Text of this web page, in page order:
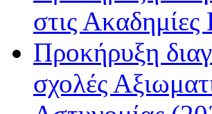
στις
Προκήρυξη
σχολές